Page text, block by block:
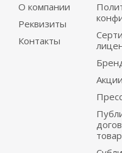
О компании
Реквизиты
Контакты
Акции